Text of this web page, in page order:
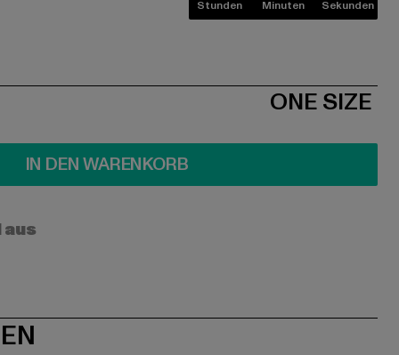
Stunden Minuten Sekunden
ONE SIZE
IN DEN WARENKORB